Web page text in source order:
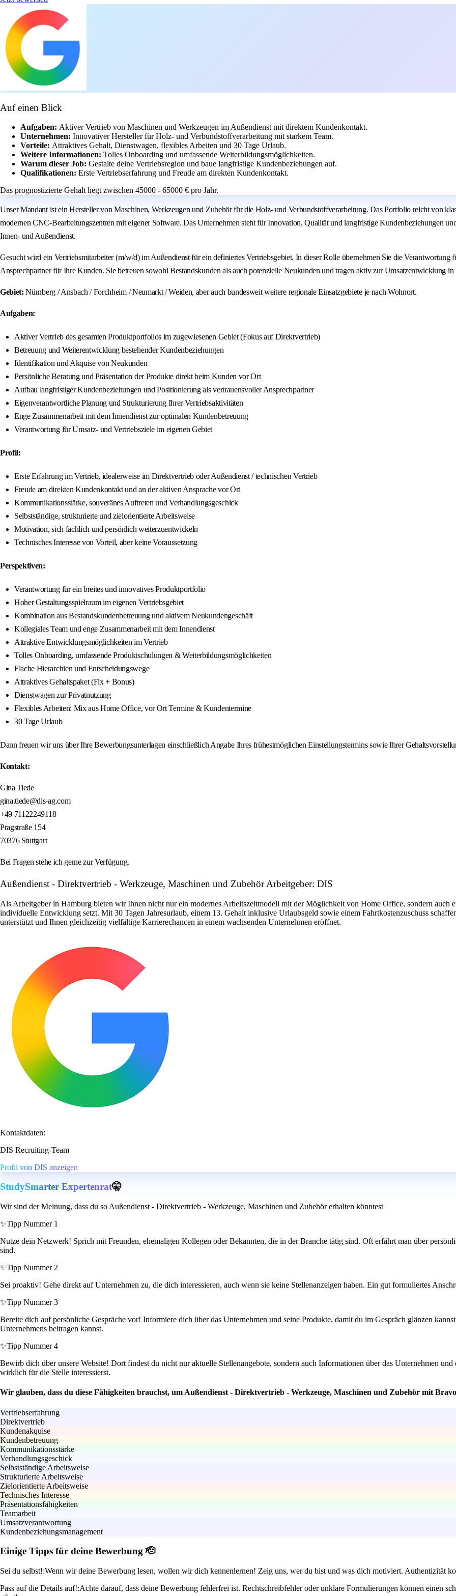
Auf einen Blick
Aufgaben: Aktiver Vertrieb von Maschinen und Werkzeugen im Außendienst mit direktem Kundenkontakt.
Unternehmen: Innovativer Hersteller für Holz- und Verbundstoffverarbeitung mit starkem Team.
Vorteile: Attraktives Gehalt, Dienstwagen, flexibles Arbeiten und 30 Tage Urlaub.
Weitere Informationen: Tolles Onboarding und umfassende Weiterbildungsmöglichkeiten.
Warum dieser Job: Gestalte deine Vertriebsregion und baue langfristige Kundenbeziehungen auf.
Qualifikationen: Erste Vertriebserfahrung und Freude am direkten Kundenkontakt.
Das prognostizierte Gehalt liegt zwischen 45000 - 65000 € pro Jahr.
Unser Mandant ist ein Hersteller von Maschinen, Werkzeugen und Zubehör für die Holz- und Verbundstoffverarbeitung. Das Portfolio reicht von
modernen CNC-Bearbeitungszentren mit eigener Software. Das Unternehmen steht für Innovation, Qualität und langfristige Kundenbeziehungen
Innen- und Außendienst.
Gesucht wird ein Vertriebsmitarbeiter (m/w/d) im Außendienst für ein definiertes Vertriebsgebiet. In dieser Rolle übernehmen Sie die Verantwortung
Ansprechpartner für Ihre Kunden. Sie betreuen sowohl Bestandskunden als auch potenzielle Neukunden und tragen aktiv zur Umsatzentwicklung
Gebiet: Nürnberg / Ansbach / Forchheim / Neumarkt / Weiden, aber auch bundesweit weitere regionale Einsatzgebiete je nach Wohnort.
Aufgaben:
Aktiver Vertrieb des gesamten Produktportfolios im zugewiesenen Gebiet (Fokus auf Direktvertrieb)
Betreuung und Weiterentwicklung bestehender Kundenbeziehungen
Identifikation und Akquise von Neukunden
Persönliche Beratung und Präsentation der Produkte direkt beim Kunden vor Ort
Aufbau langfristiger Kundenbeziehungen und Positionierung als vertrauensvoller Ansprechpartner
Eigenverantwortliche Planung und Strukturierung Ihrer Vertriebsaktivitäten
Enge Zusammenarbeit mit dem Innendienst zur optimalen Kundenbetreuung
Verantwortung für Umsatz- und Vertriebsziele im eigenen Gebiet
Profil:
Erste Erfahrung im Vertrieb, idealerweise im Direktvertrieb oder Außendienst / technischen Vertrieb
Freude am direkten Kundenkontakt und an der aktiven Ansprache vor Ort
Kommunikationsstärke, souveränes Auftreten und Verhandlungsgeschick
Selbstständige, strukturierte und zielorientierte Arbeitsweise
Motivation, sich fachlich und persönlich weiterzuentwickeln
Technisches Interesse von Vorteil, aber keine Voraussetzung
Perspektiven:
Verantwortung für ein breites und innovatives Produktportfolio
Hoher Gestaltungsspielraum im eigenen Vertriebsgebiet
Kombination aus Bestandskundenbetreuung und aktivem Neukundengeschäft
Kollegiales Team und enge Zusammenarbeit mit dem Innendienst
Attraktive Entwicklungsmöglichkeiten im Vertrieb
Tolles Onboarding, umfassende Produktschulungen & Weiterbildungsmöglichkeiten
Flache Hierarchien und Entscheidungswege
Attraktives Gehaltspaket (Fix + Bonus)
Dienstwagen zur Privatnutzung
Flexibles Arbeiten: Mix aus Home Office, vor Ort Termine & Kundentermine
30 Tage Urlaub
Dann freuen wir uns über Ihre Bewerbungsunterlagen einschließlich Angabe Ihres frühestmöglichen Einstellungstermins sowie Ihrer
Kontakt:
Gina Tiede
gina.tiede@dis-ag.com
+49 71122249118
Pragstraße 154
70376 Stuttgart
Bei Fragen stehe ich gerne zur Verfügung.
Außendienst - Direktvertrieb - Werkzeuge, Maschinen und Zubehör Arbeitgeber: DIS
Als Arbeitgeber in Hamburg bieten wir Ihnen nicht nur ein modernes Arbeitszeitmodell mit der Möglichkeit von Home Office, sondern auch
individuelle Entwicklung setzt. Mit 30 Tagen Jahresurlaub, einem 13. Gehalt inklusive Urlaubsgeld sowie einem Fahrtkostenzuschuss
unterstützt und Ihnen gleichzeitig vielfältige Karrierechancen in einem wachsenden Unternehmen eröffnet.
Kontaktdaten:
DIS Recruiting-Team
Profil von DIS anzeigen
StudySmarter Expertenrat🤫
Wir sind der Meinung, dass du so Außendienst - Direktvertrieb - Werkzeuge, Maschinen und Zubehör erhalten könntest
✨Tipp Nummer 1
Nutze dein Netzwerk! Sprich mit Freunden, ehemaligen Kollegen oder Bekannten, die in der Branche tätig sind. Oft erfährt man über
sind.
✨Tipp Nummer 2
Sei proaktiv! Gehe direkt auf Unternehmen zu, die dich interessieren, auch wenn sie keine Stellenanzeigen haben. Ein gut formuliertes
✨Tipp Nummer 3
Bereite dich auf persönliche Gespräche vor! Informiere dich über das Unternehmen und seine Produkte, damit du im Gespräch glänzen
Unternehmens beitragen kannst.
✨Tipp Nummer 4
Bewirb dich über unsere Website! Dort findest du nicht nur aktuelle Stellenangebote, sondern auch Informationen über das Unternehmen
wirklich für die Stelle interessierst.
Wir glauben, dass du diese Fähigkeiten brauchst, um Außendienst - Direktvertrieb - Werkzeuge, Maschinen und Zubehör mit
Vertriebserfahrung
Direktvertrieb
Kundenakquise
Kundenbetreuung
Kommunikationsstärke
Verhandlungsgeschick
Selbstständige Arbeitsweise
Strukturierte Arbeitsweise
Zielorientierte Arbeitsweise
Technisches Interesse
Präsentationsfähigkeiten
Teamarbeit
Umsatzverantwortung
Kundenbeziehungsmanagement
Einige Tipps für deine Bewerbung 🫡
Sei du selbst!:Wenn wir deine Bewerbung lesen, wollen wir dich kennenlernen! Zeig uns, wer du bist und was dich motiviert. Authentizität
Pass auf die Details auf!:Achte darauf, dass deine Bewerbung fehlerfrei ist. Rechtschreibfehler oder unklare Formulierungen können einen